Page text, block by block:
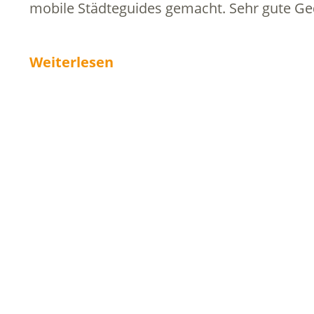
mobile Städteguides gemacht. Sehr gute
Weiterlesen